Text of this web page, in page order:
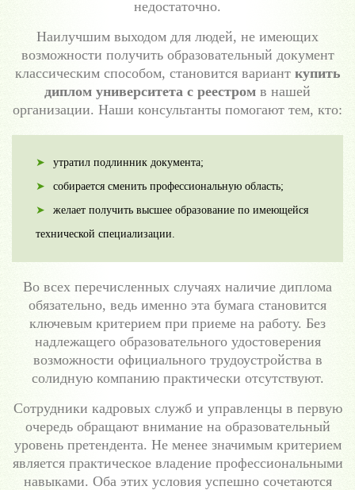
недостаточно.
Наилучшим выходом для людей, не имеющих
возможности получить образовательный документ
классическим способом, становится вариант купить
диплом университета с реестром в нашей
организации. Наши консультанты помогают тем, кто:
утратил подлинник документа;
собирается сменить профессиональную область;
желает получить высшее образование по имеющейся
технической специализации.
Во всех перечисленных случаях наличие диплома
обязательно, ведь именно эта бумага становится
ключевым критерием при приеме на работу. Без
надлежащего образовательного удостоверения
возможности официального трудоустройства в
солидную компанию практически отсутствуют.
Сотрудники кадровых служб и управленцы в первую
очередь обращают внимание на образовательный
уровень претендента. Не менее значимым критерием
является практическое владение профессиональными
навыками. Оба этих условия успешно сочетаются